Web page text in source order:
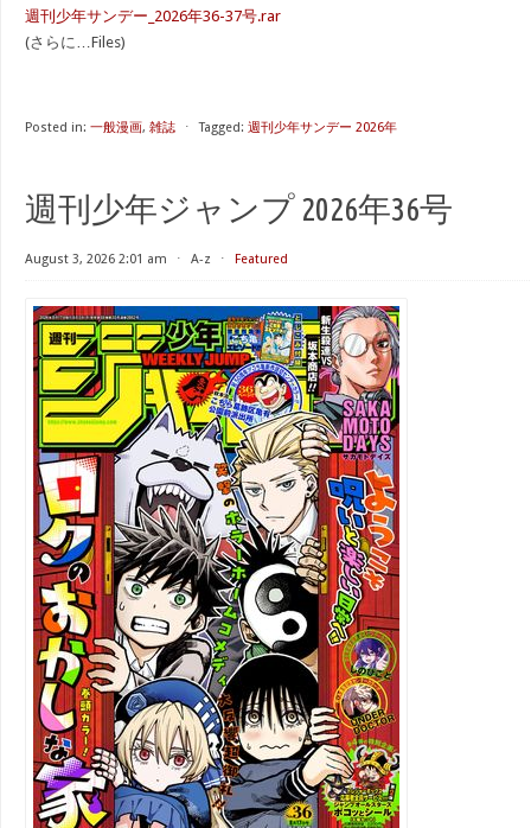
週刊少年サンデー_2026年36-37号.rar
(さらに…Files)
Posted in: 一般漫画, 雑誌 ⋅ Tagged: 週刊少年サンデー 2026年
週刊少年ジャンプ 2026年36号
August 3, 2026 2:01 am ⋅ A-z ⋅ Featured